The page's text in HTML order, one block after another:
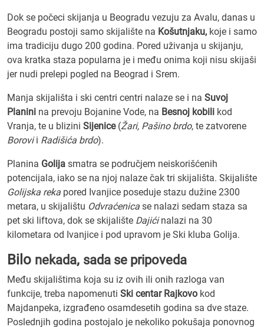
Dok se počeci skijanja u Beogradu vezuju za Avalu, danas u
Beogradu postoji samo skijalište na Košutnjaku, koje i samo
ima tradiciju dugo 200 godina. Pored uživanja u skijanju,
ova kratka staza popularna je i među onima koji nisu skijaši
jer nudi prelepi pogled na Beograd i Srem.
Manja skijališta i ski centri centri nalaze se i na Suvoj
Planini na prevoju Bojanine Vode, na Besnoj kobili kod
Vranja, te u blizini Sijenice(Žari, Pašino brdo, te zatvorene
Borovii Radišića brdo).
Planina Golija smatra se područjem neiskorišćenih
potencijala, iako se na njoj nalaze čak tri skijališta. Skijalište
Golijska reka pored Ivanjice poseduje stazu dužine 2300
metara, u skijalištu Odvraćenica se nalazi sedam staza sa
pet ski liftova, dok se skijalište Dajićinalazi na 30
kilometara od Ivanjice i pod upravom je Ski kluba Golija.
Bilo nekada, sada se pripoveda
Među skijalištima koja su iz ovih ili onih razloga van
funkcije, treba napomenuti Ski centar Rajkovo kod
Majdanpeka, izgrađeno osamdesetih godina sa dve staze.
Poslednjih godina postojalo je nekoliko pokušaja ponovnog